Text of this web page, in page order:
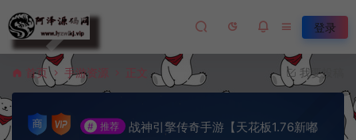
登录
首页 手游资源 正文 我要投稿
# 推荐
战神引擎传奇手游【天花板1.76新嘟